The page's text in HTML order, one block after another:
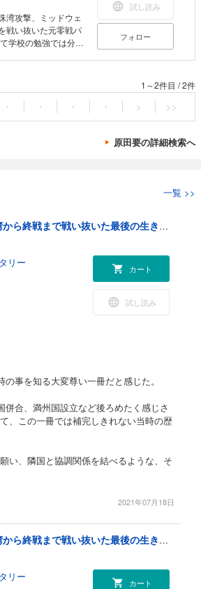
で中支戦線に出動
、空母蒼龍に乗り組
傷を負い、内地で
、酪農、八百屋、
開設。昭和47年学校
年、園長を退いた後
成28年5月、皆に惜
湾攻撃、ミッドウェ
戦い抜いた元零戦パ
学校の勉強では分か
操縦の教え、大空の
特攻隊・敷島隊の
分かり易く、多面的
士。大正5年長野県
支戦線出動しパネー
組みハワイ真珠湾攻
空教官となり終
を退いた後も幼稚園
皆に惜しまれなが
試し読み
フォロー
1～2件目 /2件
・ ・ ・ ・ > >>
原田要の詳細検索へ
一覧 >>
零戦(ゼロファイター)老兵の回想―南京・真珠湾から終戦まで戦い抜いた最後の生き証人
リー
カート
試し読み
事を知る大変尊い一冊だと感じた。
合、満州国設立など後ろめたく感じさ
、この一冊では補完しきれない当時の歴
い、隣国と協調関係を結べるような、そ
2021年07月18日
零戦(ゼロファイター)老兵の回想―南京・真珠湾から終戦まで戦い抜いた最後の生き証人
リー
カート